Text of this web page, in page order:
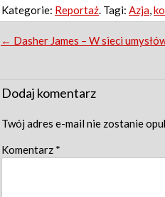
Kategorie: Reportaż . Tagi: Azja
Post
← Dasher James – W sieci
Dodaj komentarz
Twój adres e-mail nie zostanie
Komentarz *